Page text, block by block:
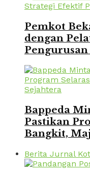
Pemkot
dengan
Bappeda
Pastikan
Bangkit,
Berita Jurnal